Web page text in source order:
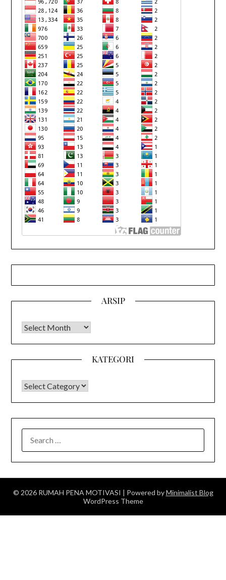
ARSIP
Arsip
KATEGORI
KATEGORI
FOR:
© 2026 RUMAH PENA MOTIVASI | Powered byMinimalist Blog
WordPress Theme